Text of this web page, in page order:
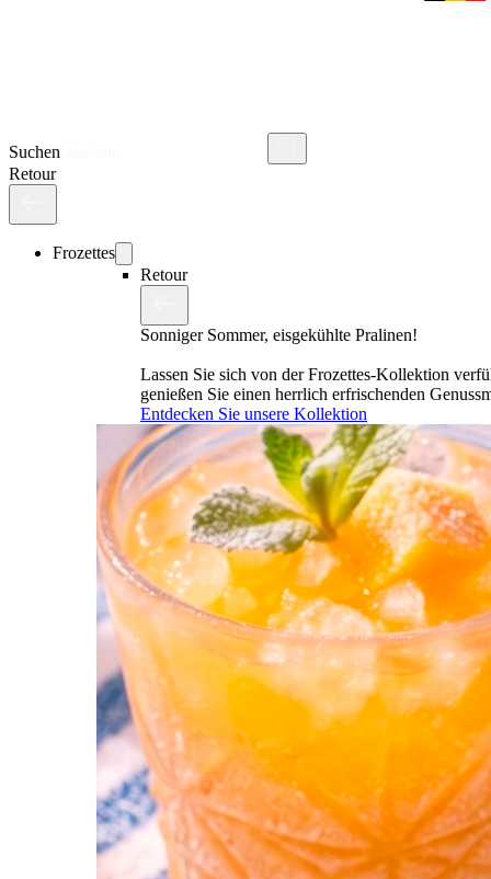
Suchen
Retour
Frozettes
Retour
Sonniger Sommer, eisgekühlte Pralinen!
Lassen Sie sich von der Frozettes-Kollektion
genießen Sie einen herrlich erfrischenden
Entdecken Sie unsere Kollektion